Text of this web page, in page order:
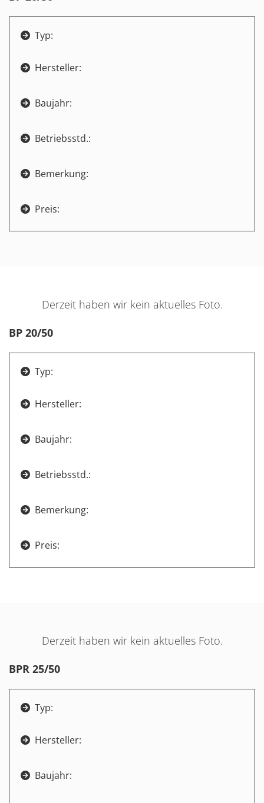
 Typ:
 Hersteller:
 Baujahr:
 Betriebsstd.:
 Bemerkung:
 Preis:
Derzeit haben wir kein aktuelles Foto.
BP 20/50
 Typ:
 Hersteller:
 Baujahr:
 Betriebsstd.:
 Bemerkung:
 Preis:
Derzeit haben wir kein aktuelles Foto.
BPR 25/50
 Typ:
 Hersteller:
 Baujahr: